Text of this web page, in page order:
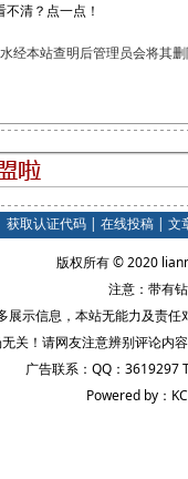
清？点一点！
经本站查明后管理员会将其
获取认证代码| 在线投稿| 文
版权所有 © 2020
注意：带有
示信息，本站无能力及责
关！请网友注意辨别评论内
广告联系：QQ：3619297
Powered by：